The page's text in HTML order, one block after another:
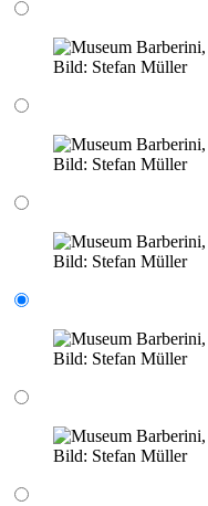
Bild: Stefan Müller
Bild: Stefan Müller
Bild: Stefan Müller
Bild: Stefan Müller
Bild: Stefan Müller